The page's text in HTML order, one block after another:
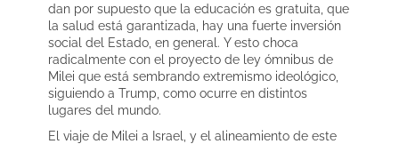
dan por supuesto que la educación es gratuita, que
la salud está garantizada, hay una fuerte inversión
social del Estado, en general. Y esto choca
radicalmente con el proyecto de ley ómnibus de
Milei que está sembrando extremismo ideológico,
siguiendo a Trump, como ocurre en distintos
lugares del mundo.
El viaje de Milei a Israel, y el alineamiento de este